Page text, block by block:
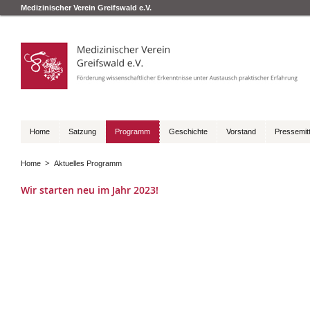
Medizinischer Verein Greifswald e.V.
Home Satzung Programm Geschichte Vorstand
Home > Aktuelles Programm
Wir starten neu im Jahr 2023!